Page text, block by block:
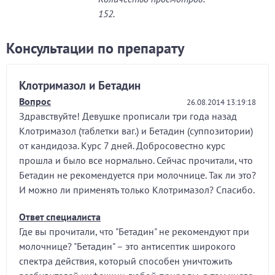
152.
Консультации по препарату
Клотримазол и Бетадин
Вопрос 26.08.2014 13:19:18
Здравствуйте! Девушке прописали три года назад
Клотримазол (таблетки ваг.) и Бетадин (суппозитории)
от кандидоза. Курс 7 дней. Добросовестно курс
прошла и было все нормально. Сейчас прочитали, что
Бетадин не рекомендуется при молочнице. Так ли это?
И можно ли применять только Клотримазол? Спасибо.
Ответ специалиста
Где вы прочитали, что "Бетадин" не рекомендуют при
молочнице? "Бетадин" – это антисептик широкого
спектра действия, который способен уничтожить